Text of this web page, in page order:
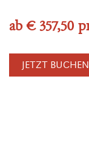
ab € 357,50
JETZT BUCHEN